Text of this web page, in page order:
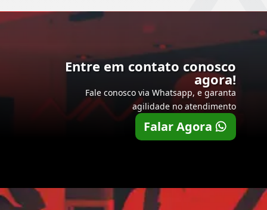
Entre em contato conosco
agora!
Fale conosco via Whatsapp, e garanta
agilidade no atendimento
Falar Agora